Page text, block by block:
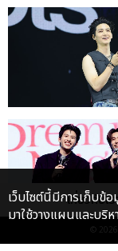
เกี่ยวกับเร
© 2026
เว็บไซต์นี้มีการเก็บข้
มาใช้วางแผนและบริห